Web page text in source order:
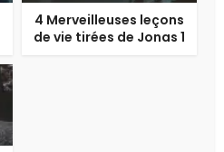
4 Merveilleuses leçons
de vie tirées de Jonas 1